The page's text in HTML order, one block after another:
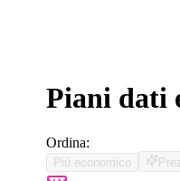
Piani dati
Ordina:
Più economico